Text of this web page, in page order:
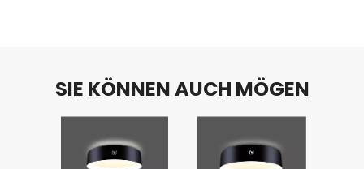
SIE KÖNNEN AUCH MÖGEN